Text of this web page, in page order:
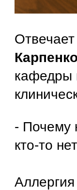
Карпенко
кафедры
- Почему
кто-то